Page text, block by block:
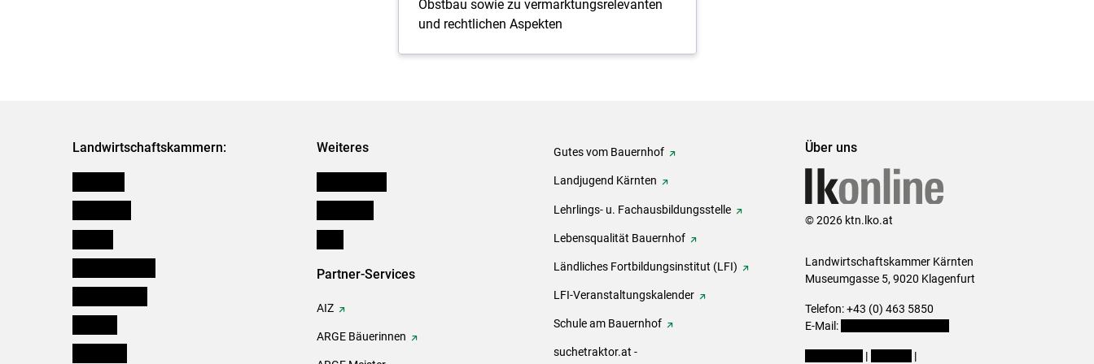
Obstbau sowie zu vermarktungsrelevanten
und rechtlichen Aspekten
Landwirtschaftskammern: Weiteres
Partner-Services
AIZ
ARGE Bäuerinnen
Gutes vom Bauernhof
Landjugend Kärnten
Lehrlings- u. Fachausbildungsstelle
Lebensqualität Bauernhof
Ländliches Fortbildungsinstitut (LFI)
LFI-Veranstaltungskalender
Schule am Bauernhof
suchetraktor.at -
Über uns
© 2026 ktn.lko.at
Landwirtschaftskammer Kärnten
Museumgasse 5, 9020 Klagenfurt
Telefon: +43 (0) 463 5850
E-Mail:
| |